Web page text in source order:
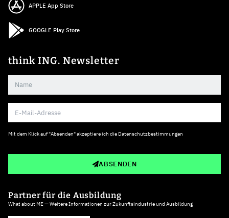
APPLE App Store
GOOGLE Play Store
think ING. Newsletter
Mit dem Klick auf "Absenden" akzeptiere ich die Datenschutzbestimmungen
ABSENDEN
Partner für die Ausbildung
What about ME — Weitere Informationen zur Zukunftsindustrie und Ausbildung